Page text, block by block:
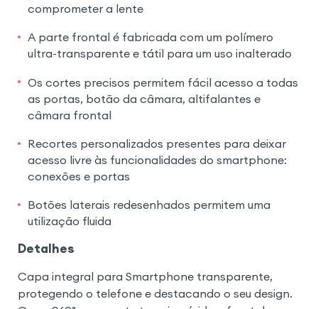
comprometer a lente
A parte frontal é fabricada com um polímero
ultra-transparente e tátil para um uso inalterado
Os cortes precisos permitem fácil acesso a todas
as portas, botão da câmara, altifalantes e
câmara frontal
Recortes personalizados presentes para deixar
acesso livre às funcionalidades do smartphone:
conexões e portas
Botões laterais redesenhados permitem uma
utilização fluida
Detalhes
Capa integral para Smartphone transparente,
protegendo o telefone e destacando o seu design.